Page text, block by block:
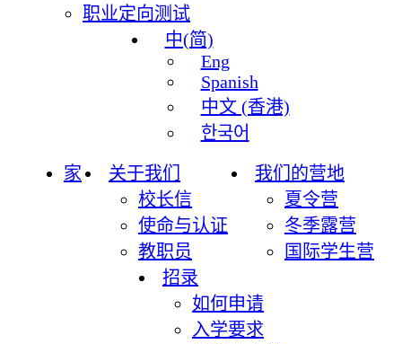
职业定向测试
中(简)
Eng
Spanish
中文 (香港)
한국어
家
关于我们
校长信
使命与认证
教职员
我们的营地
夏令营
冬季露营
国际学生营
招录
如何申请
入学要求